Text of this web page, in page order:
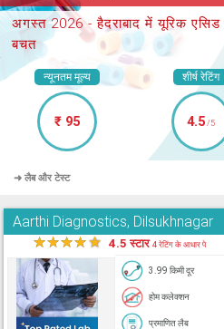
अगस्त 2026 -हैदराबाद में यूरिक एसिड
बचत
न्यूनतम मूल्य
₹ 95
शीर्ष रेटिंग
4.5/5
➜ लैब और टेस्ट
Aarthi Diagnostics, Dilsukhnagar
★★★★★ 4.5 स्टार4 रेटिंग के आधार पे
3.99 किमी दूर
होम कलेक्शन
प्रमाणित लैब